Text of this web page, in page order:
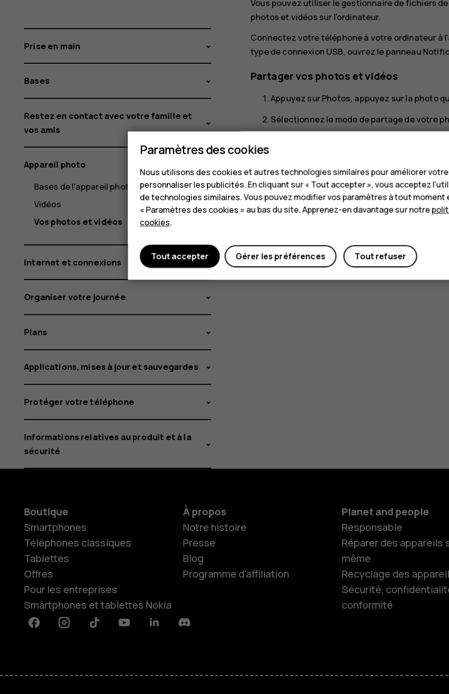
Vous pouvez utiliser le gestionnaire de fichiers
photos et vidéos sur l'ordinateur.
Connectez votre téléphone à votre ordinateur à
type de connexion USB, ouvrez le panneau
Partager vos photos et vidéos
Appuyez surPhotos, appuyez sur la photo
Sélectionnez le mode de partage de votre
Avez-vous trouvé cela utile?
Prise en main
Bases
Restez en contact avec votre famille et
vos amis
Appareil photo
Bases de l'appareil photo
Vidéos
Vos photos et vidéos
Internet et connexions
Organiser votre journée
Plans
Applications, mises à jour et sauvegardes
Protéger votre téléphone
Informations relatives au produit et à la
sécurité
Boutique
Smartphones
Téléphones classiques
Tablettes
Offres
Pour les entreprises
Smartphones et tablettes Nokia
À propos
Notre histoire
Presse
Blog
Programme d'affiliation
Planet and people
Responsable
Réparer des appareils
même
Recyclage des
Sécurité,
conformité
FacebookInstagramTiktok YoutubeLinkedinDiscord
Paramètres des cookies
Nous utilisons des cookies et autres technologies similaires pour améliorer
personnaliser les publicités. En cliquant sur « Tout accepter », vous acceptez
de technologies similaires. Vous pouvez modifier vos paramètres à tout moment
« Paramètres des cookies » au bas du site. Apprenez-en davantage sur notre
cookies.
Tout refuser
Gérer les préférences
Tout accepter